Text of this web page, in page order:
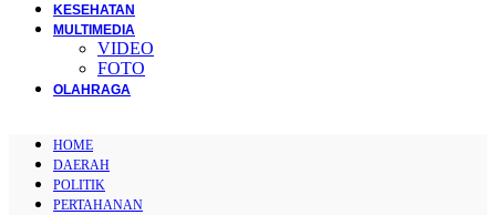
KESEHATAN
MULTIMEDIA
VIDEO
FOTO
OLAHRAGA
HOME
DAERAH
POLITIK
PERTAHANAN